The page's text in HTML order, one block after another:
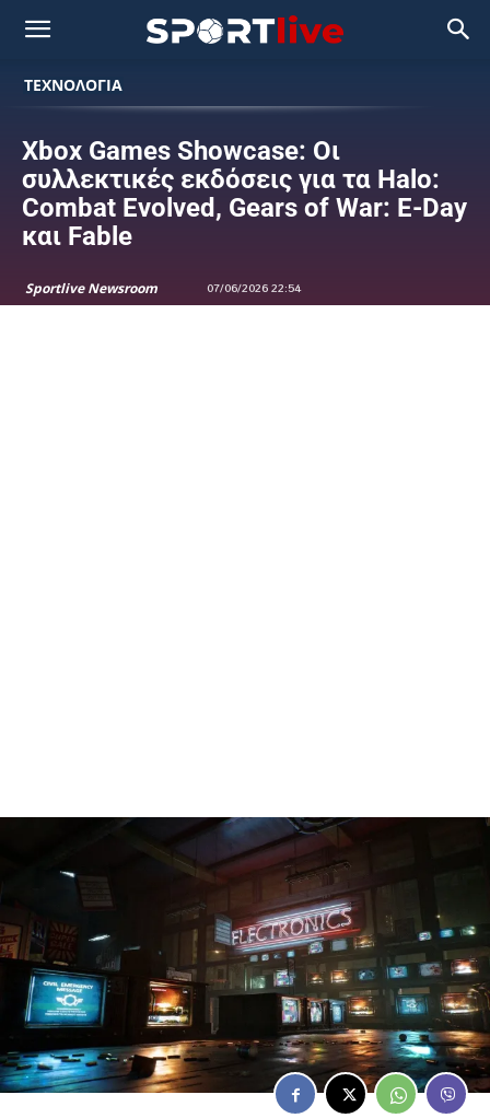
ΤΕΧΝΟΛΟΓΙΑ
Xbox Games Showcase: Οι
συλλεκτικές εκδόσεις για τα Halo:
Combat Evolved, Gears of War: E-Day
και Fable
Sportlive Newsroom 07/06/2026 22:54